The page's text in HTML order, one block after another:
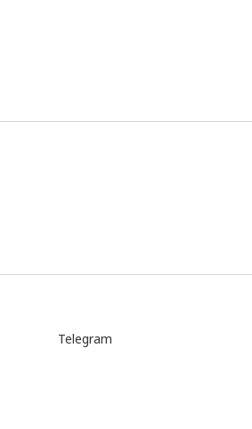
Telegram